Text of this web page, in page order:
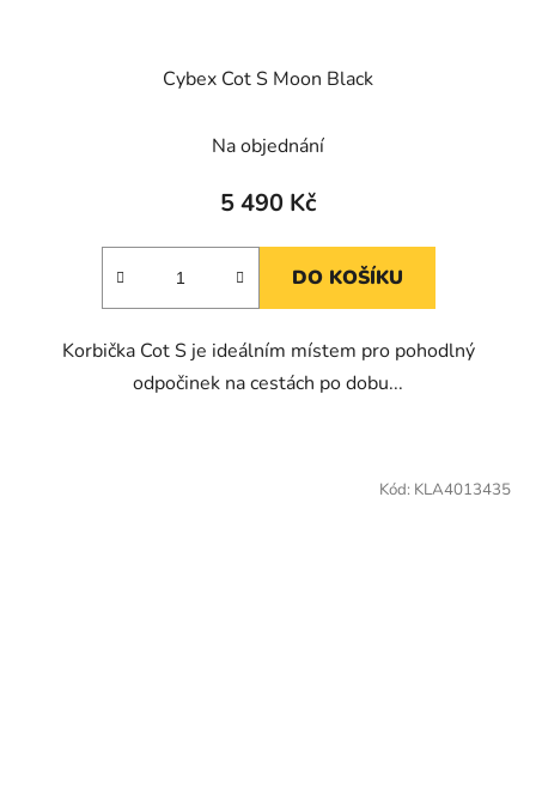
Cybex Cot S Moon Black
Na objednání
5 490 Kč
DO KOŠÍKU
Korbička Cot S je ideálním místem pro pohodlný
odpočinek na cestách po dobu...
Kód: KLA4013435